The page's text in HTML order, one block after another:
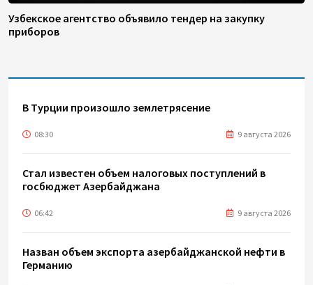
Узбекское агентство объявило тендер на закупку
приборов
В Турции произошло землетрясение
08:30 9 августа 2026
Стал известен объем налоговых поступлений в
госбюджет Азербайджана
06:42 9 августа 2026
Назван объем экспорта азербайджанской нефти в
Германию